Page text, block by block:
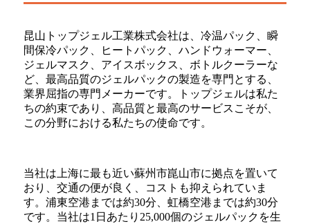
昆山トップジェル工業株式会社は、冷温パック、瞬
間保冷パック、ヒートパック、ハンドウォーマー、
ジェルマスク、アイスボックス、ボトルクーラーな
ど、最高品質のジェルパックの製造を専門とする、
業界屈指の専門メーカーです。トップジェルは私た
ちの約束であり、高品質と最高のサービスこそが、
この分野における私たちの使命です。
当社は上海に最も近い蘇州市崑山市に拠点を置いて
おり、交通の便が良く、コストも抑えられていま
す。浦東空港までは約30分、虹橋空港までは約30分
です。当社は1日あたり25,000個のジェルパックを生